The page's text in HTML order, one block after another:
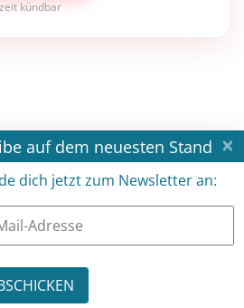
kündbar
auf dem neuesten Stand ×
dich jetzt zum Newsletter an: